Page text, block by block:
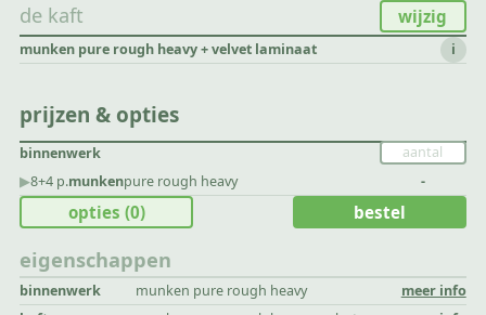
de kaft wijzig
munken pure rough heavy + velvet laminaat i
prijzen & opties
binnenwerk
▶︎8+4 p.munkenpure rough heavy -
eigenschappen
binnenwerk munken pure rough heavy
meer info
opties (0) bestel